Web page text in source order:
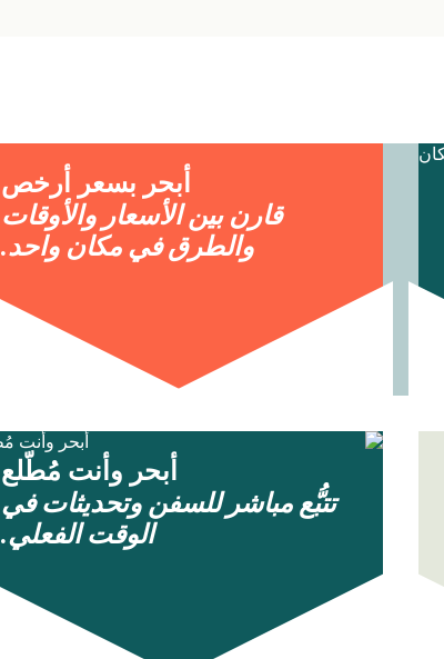
أبحر بسعر أرخص
قارن بين الأسعار والأوقات
والطرق في مكان واحد.
أبحر وأنت مُطّلع
تتبُّع مباشر للسفن وتحديثات في
الوقت الفعلي.